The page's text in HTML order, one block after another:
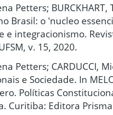
Petters;
Brasil: o 'nucleo
e integracionismo.
v. 15, 2020.
Petters; CARDUCCI,
e Sociedade. In
Políticas
Curitiba: Editora